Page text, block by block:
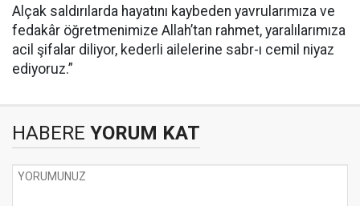
Alçak saldırılarda hayatını kaybeden yavrularımıza ve
fedakâr öğretmenimize Allah’tan rahmet, yaralılarımıza
acil şifalar diliyor, kederli ailelerine sabr-ı cemil niyaz
ediyoruz.”
HABERE YORUM KAT